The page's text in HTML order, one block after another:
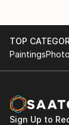
Conceptual
Working
TOP
Paintings
Sign Up to